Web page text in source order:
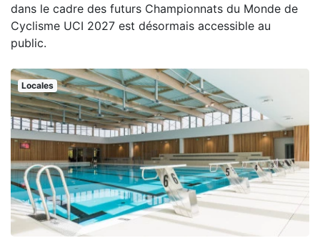
dans le cadre des futurs Championnats du Monde de
Cyclisme UCI 2027 est désormais accessible au
public.
Locales